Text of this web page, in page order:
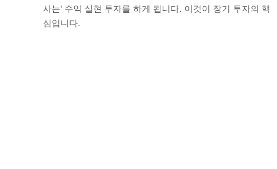
사는' 수익 실현 투자를 하게 됩니다. 이것이 장기 투자의 핵
심입니다.